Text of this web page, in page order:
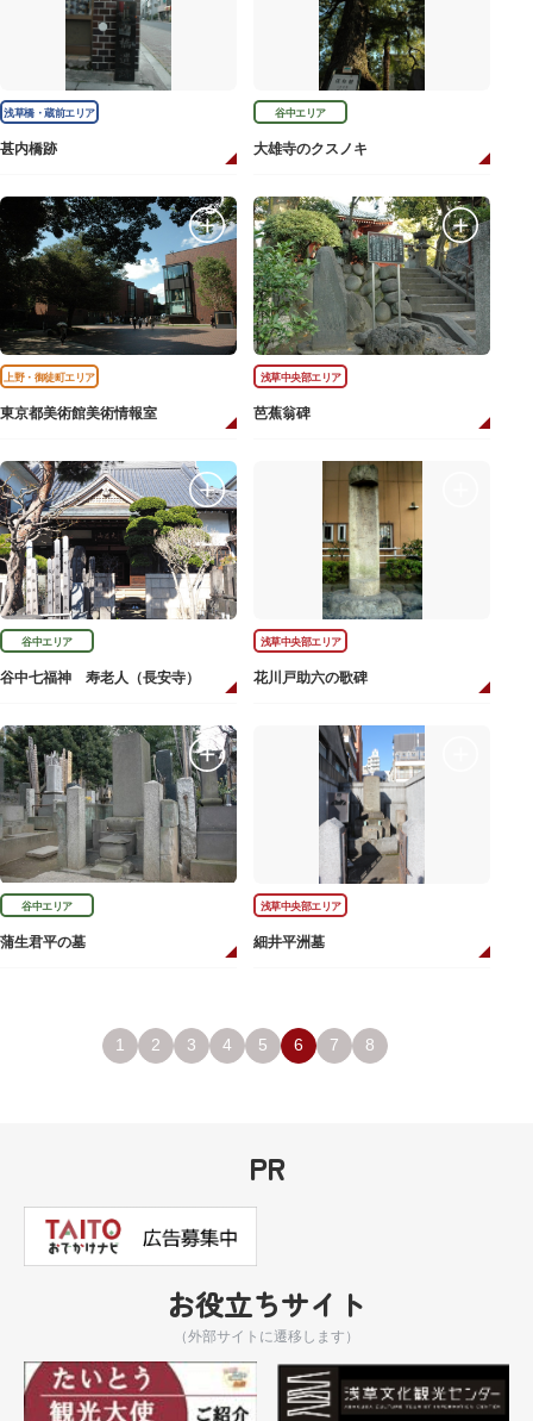
浅草橋・蔵前エリア
甚内橋跡
谷中エリア
大雄寺のクスノキ
上野・御徒町エリア
東京都美術館美術情報室
浅草中央部エリア
芭蕉翁碑
谷中エリア
谷中七福神 寿老人（長安寺）
浅草中央部エリア
花川戸助六の歌碑
谷中エリア
蒲生君平の墓
浅草中央部エリア
細井平洲墓
1 2 3 4 5 6 7 8
PR
お役立ちサイト
（外部サイトに遷移します）